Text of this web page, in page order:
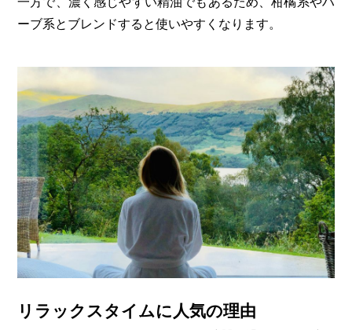
ーブ系とブレンドすると使いやすくなります。
リラックスタイムに人気の理由